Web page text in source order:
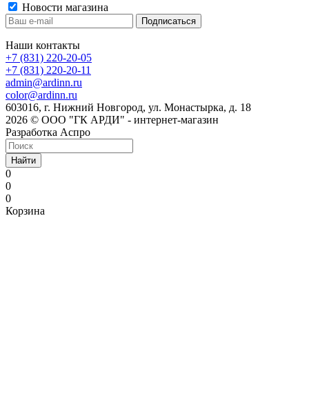
Новости магазина
Наши контакты
+7 (831) 220-20-05
+7 (831) 220-20-11
admin@ardinn.ru
color@ardinn.ru
603016, г. Нижний Новгород, ул. Монастырка, д. 18
2026 © ООО "ГК АРДИ" - интернет-магазин
Разработка Аспро
Найти
0
0
0
Корзина